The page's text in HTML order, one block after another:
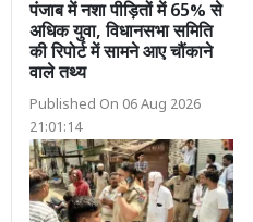
पंजाब में नशा पीड़ितों में 65% से
अधिक युवा, विधानसभा समिति
की रिपोर्ट में सामने आए चौंकाने
वाले तथ्य
Published On 06 Aug 2026
21:01:14